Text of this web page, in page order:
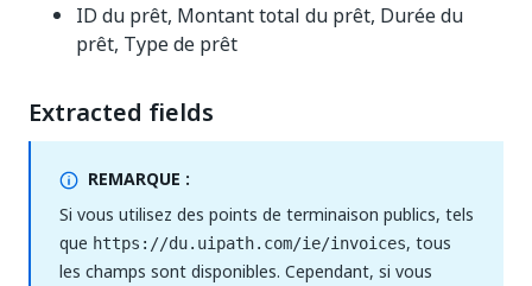
ID du prêt, Montant total du prêt, Durée du
prêt, Type de prêt
Extracted fields
REMARQUE :
Si vous utilisez des points de terminaison publics, tels
que https://du.uipath.com/ie/invoices, tous
les champs sont disponibles. Cependant, si vous